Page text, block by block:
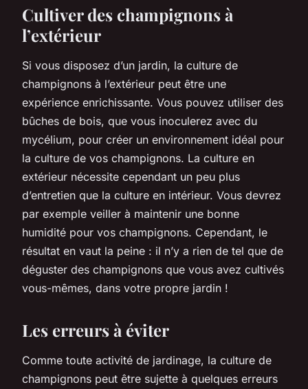
Cultiver des champignons à
l’extérieur
Si vous disposez d’un jardin, la culture de
champignons à l’extérieur peut être une
expérience enrichissante. Vous pouvez utiliser des
bûches de bois, que vous inoculerez avec du
mycélium, pour créer un environnement idéal pour
la culture de vos champignons. La culture en
extérieur nécessite cependant un peu plus
d’entretien que la culture en intérieur. Vous devrez
par exemple veiller à maintenir une bonne
humidité pour vos champignons. Cependant, le
résultat en vaut la peine : il n’y a rien de tel que de
déguster des champignons que vous avez cultivés
vous-mêmes, dans votre propre jardin !
Les erreurs à éviter
Comme toute activité de jardinage, la culture de
champignons peut être sujette à quelques erreurs